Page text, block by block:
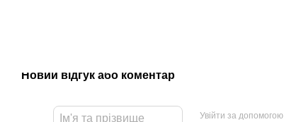
Новий відгук або коментар
Увійти за допомогою